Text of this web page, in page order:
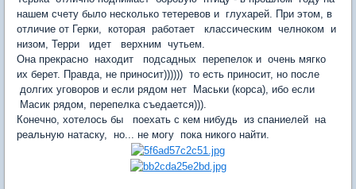
нашем счету было несколько тетеревов и глухарей. При этом, в
отличие от Герки, которая работает классическим челноком и
низом, Терри идет верхним чутьем.
Она прекрасно находит подсадных перепелок и очень мягко
их берет. Правда, не приносит)))))) то есть приносит, но после
долгих уговоров и если рядом нет Маськи (корса), ибо если
Масик рядом, перепелка съедается))).
Конечно, хотелось бы поехать с кем нибудь из спаниелей на
реальную натаску, но... не могу пока никого найти.